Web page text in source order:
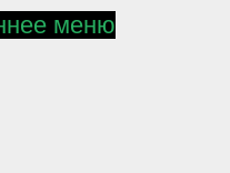
меню